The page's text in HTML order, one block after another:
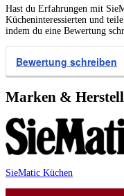
Hast du Erfahrungen mit
Kücheninteressierten und
indem du eine Bewertung
Bewertung schreiben
Marken &
SieMatic Küchen